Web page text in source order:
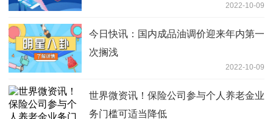
2022-10-09
今日快讯：国内成品油调价迎来年内第一
次搁浅
2022-10-09
世界微资讯！保险公司参与个人养老金业
务门槛可适当降低